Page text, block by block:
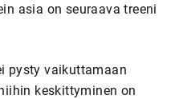
asia on seuraava treeni
pysty vaikuttamaan
keskittyminen on